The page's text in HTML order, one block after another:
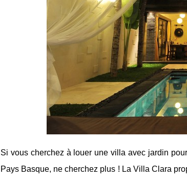
Si vous cherchez à louer une villa avec jardin
Pays Basque, ne cherchez plus ! La Villa Clara